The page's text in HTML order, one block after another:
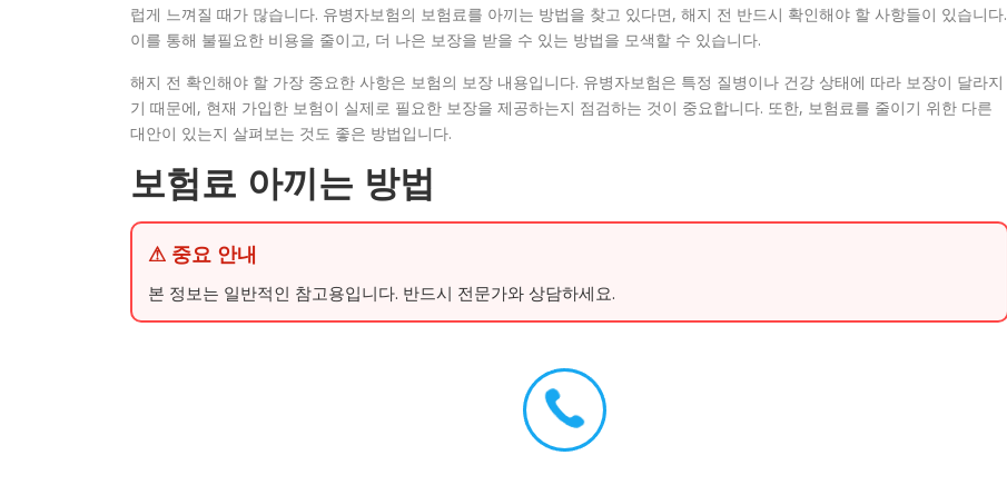
럽게 느껴질 때가 많습니다. 유병자보험의 보험료를 아끼는 방법을 찾고 있다면, 해지 전 반드시 확인해야 할 사항들이 있습니다.
이를 통해 불필요한 비용을 줄이고, 더 나은 보장을 받을 수 있는 방법을 모색할 수 있습니다.
해지 전 확인해야 할 가장 중요한 사항은 보험의 보장 내용입니다. 유병자보험은 특정 질병이나 건강 상태에 따라 보장이 달라지
기 때문에, 현재 가입한 보험이 실제로 필요한 보장을 제공하는지 점검하는 것이 중요합니다. 또한, 보험료를 줄이기 위한 다른
대안이 있는지 살펴보는 것도 좋은 방법입니다.
보험료 아끼는 방법
⚠ 중요 안내
본 정보는 일반적인 참고용입니다. 반드시 전문가와 상담하세요.